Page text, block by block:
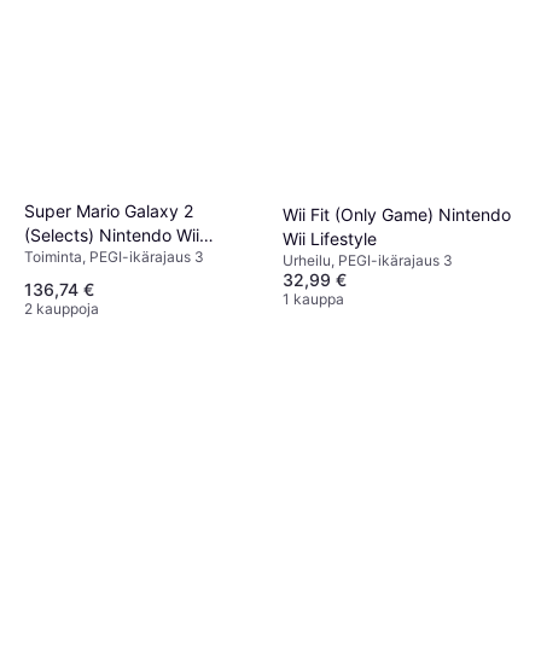
Super Mario Galaxy 2
(Selects) Nintendo Wii
Toiminta
Toiminta, PEGI-ikärajaus 3
136,74 €
2 kauppoja
Wii Fit (Only Game) Nintendo
Wii Lifestyle
Urheilu, PEGI-ikärajaus 3
32,99 €
1 kauppa